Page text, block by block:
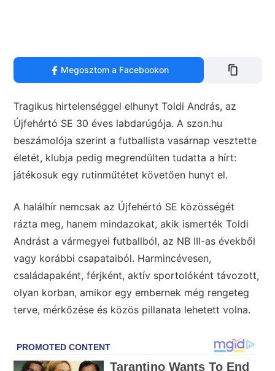
Megosztom a Facebookon
Tragikus hirtelenséggel elhunyt Toldi András, az
Újfehértó SE 30 éves labdarúgója. A szon.hu
beszámolója szerint a futballista vasárnap vesztette
életét, klubja pedig megrendülten tudatta a hírt:
játékosuk egy rutinműtétet követően hunyt el.
A halálhír nemcsak az Újfehértó SE közösségét
rázta meg, hanem mindazokat, akik ismerték Toldi
Andrást a vármegyei futballból, az NB III-as évekből
vagy korábbi csapataiból. Harmincévesen,
családapaként, férjként, aktív sportolóként távozott,
olyan korban, amikor egy embernek még rengeteg
terve, mérkőzése és közös pillanata lehetett volna.